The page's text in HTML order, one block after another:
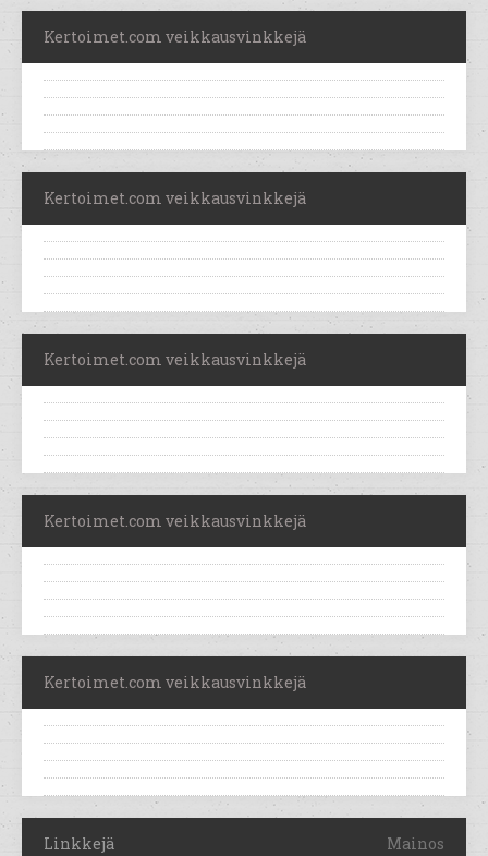
Kertoimet.com veikkausvinkkejä
Kertoimet.com veikkausvinkkejä
Kertoimet.com veikkausvinkkejä
Kertoimet.com veikkausvinkkejä
Kertoimet.com veikkausvinkkejä
Linkkejä Mainos